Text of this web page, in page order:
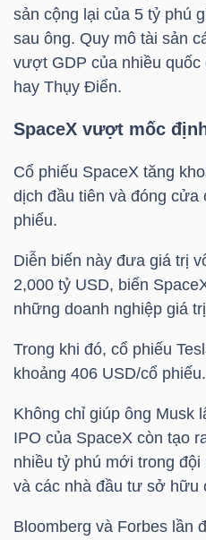
sản cộng lại của 5 tỷ phú
sau ông. Quy mô tài sản
vượt GDP của nhiều
hay Thụy Điển.
SpaceX vượt mốc
Cổ phiếu SpaceX tăng
dịch đầu tiên và đóng
phiếu.
Diễn biến này đưa giá trị
2,000 tỷ USD, biến
những doanh nghiệp giá
Trong khi đó, cổ phiếu
khoảng 406 USD/cổ phiếu.
Không chỉ giúp ông Musk
IPO của SpaceX còn tạo
nhiều tỷ phú mới trong
và các nhà đầu tư sở hữu
Bloomberg và Forbes lần
NHÂN
PHÂN
VIETSTOCKFINANCE
VĨ
NGÀNH